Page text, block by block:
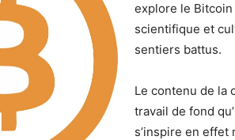
explore le
scientifique et
sentiers battus.
Le contenu de la
travail de fond
s’inspire en effet